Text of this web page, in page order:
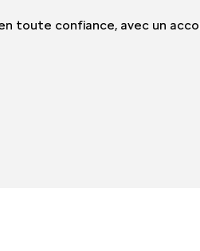
toute confiance, avec un